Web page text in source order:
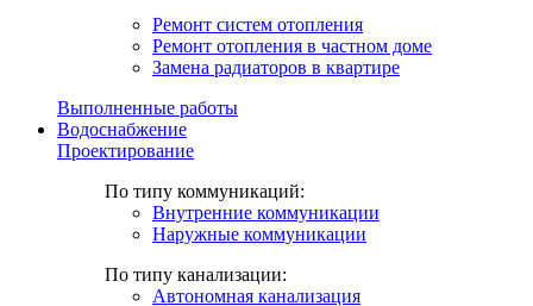
Ремонт систем отопления
Ремонт отопления в частном доме
Замена радиаторов в квартире
Выполненные работы
Водоснабжение
Проектирование
По типу коммуникаций:
Внутренние коммуникации
Наружные коммуникации
По типу канализации:
Автономная канализация